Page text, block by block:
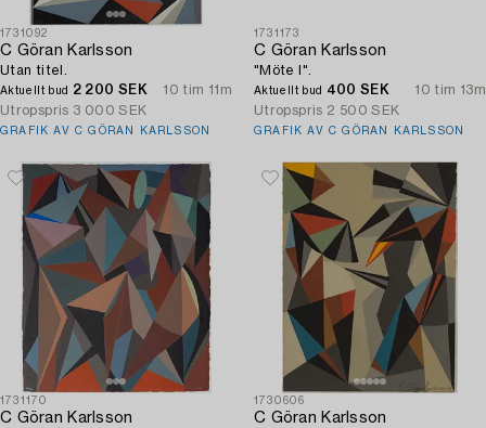
1731092
C Göran Karlsson
Utan titel.
Aktuellt bud 2 200 SEK
10 tim 11m
Utropspris 3 000 SEK
GRAFIK AV C GÖRAN KARLSSON
1731173
C Göran Karlsson
"Möte I".
Aktuellt bud 400 SEK
10 tim 13m
Utropspris 2 500 SEK
GRAFIK AV C GÖRAN KARLSSON
1731170
C Göran Karlsson
1730606
C Göran Karlsson